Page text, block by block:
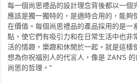
每一個尚思禮品的設計理念背後都以一個
應該是獨一獨特的，是適時合用的，能夠
在價值。每個尚思禮品的產品採用的是一
點，使它們有吸引力和在日常生活中也非
活的情趣，樂趣和休閒於一起。就是這樣
想為你祝福別人的代言人，像是 ZAN’S
尚思的哲理。”